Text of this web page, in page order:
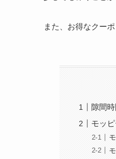
また、お得なクー
隙間
モッ